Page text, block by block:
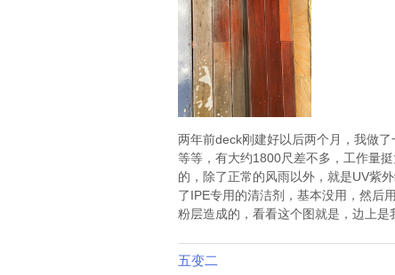
两年前deck刚建好以后两个月，我做
等等，有大约1800尺差不多，工作量
的，除了正常的风雨以外，就是UV紫
了IPE专用的清洁剂，基本没用，然后
粉层造成的，看看这个图就是，边上
五变二